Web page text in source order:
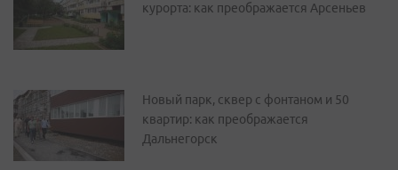
курорта: как преображается Арсеньев
Новый парк, сквер с фонтаном и 50
квартир: как преображается
Дальнегорск